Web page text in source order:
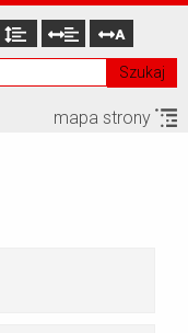
Szukaj
A
mapa strony